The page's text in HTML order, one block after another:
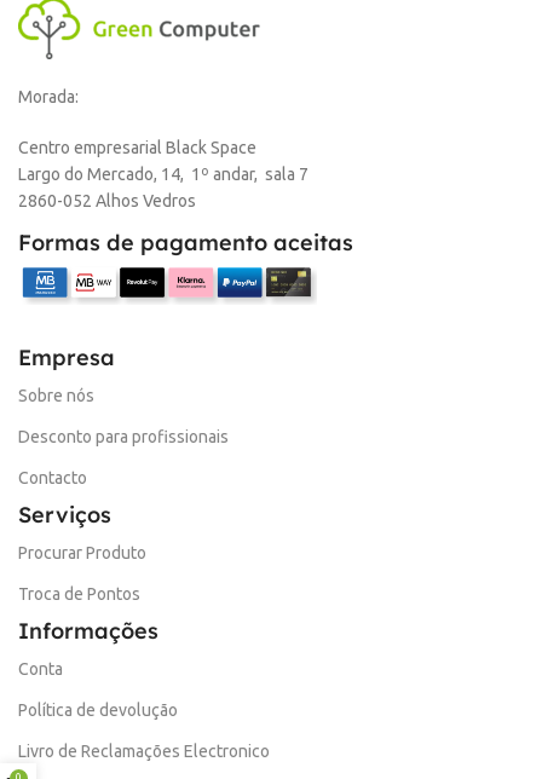
Morada:
Centro empresarial Black Space
Largo do Mercado, 14, 1º andar, sala 7
2860-052 Alhos Vedros
Formas de pagamento aceitas
Empresa
Sobre nós
Desconto para profissionais
Contacto
Serviços
Procurar Produto
Troca de Pontos
Informações
Conta
Política de devolução
Livro de Reclamações Electronico